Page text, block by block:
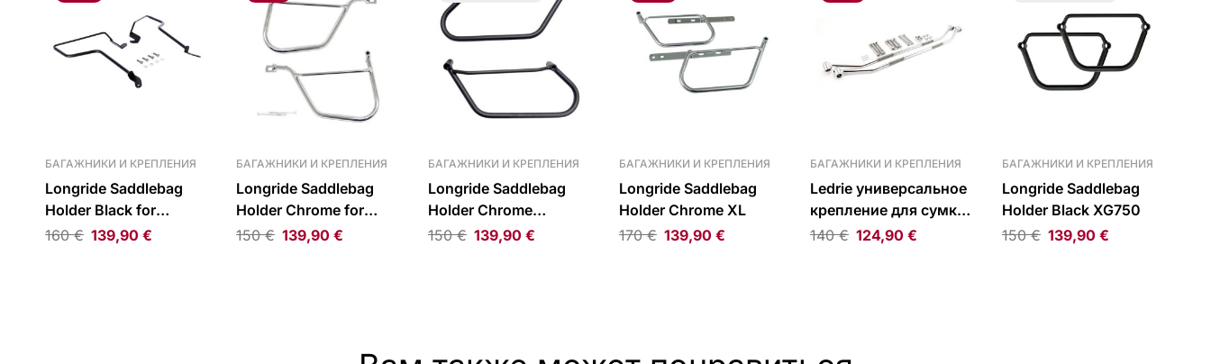
БАГАЖНИКИ И КРЕПЛЕНИЯ
Longride Saddlebag
Holder Black for
Triumph 16-22 Bobber
160€ 139,90 €
БАГАЖНИКИ И КРЕПЛЕНИЯ
Longride Saddlebag
Holder Chrome for
Kawasaki & Suzuki
150€ 139,90€
БАГАЖНИКИ И КРЕПЛЕНИЯ
Longride Saddlebag
Holder Chrome
Thunderbird
150€ 139,90 €
БАГАЖНИКИ И КРЕПЛЕНИЯ
Longride Saddlebag
Holder Chrome XL
170€ 139,90 €
БАГАЖНИКИ И КРЕПЛЕНИЯ
Ledrie универсальное
крепление для сумки
круглое хром
140€ 124,90€
БАГАЖНИКИ И КРЕПЛЕНИЯ
Longride Saddlebag
Holder Black XG750
150€ 139,90 €